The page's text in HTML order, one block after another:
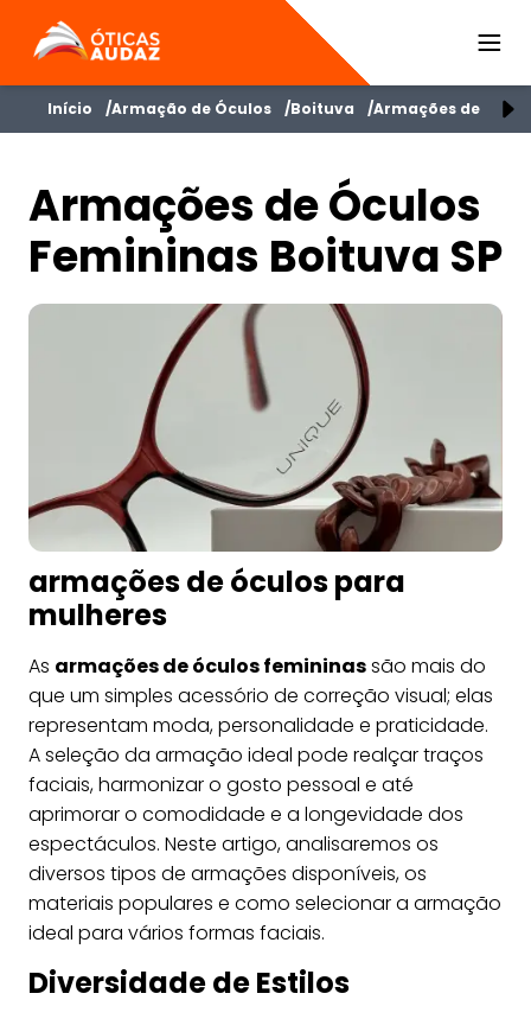
ÓTICAS AUDAZ
Início Armação de Óculos Boituva Armações de
Armações de Óculos
Femininas Boituva SP
armações de óculos para
mulheres
As armações de óculos femininassão mais do
que um simples acessório de correção visual; elas
representam moda, personalidade e praticidade.
A seleção da armação ideal pode realçar traços
faciais, harmonizar o gosto pessoal e até
aprimorar o comodidade e a longevidade dos
espectáculos. Neste artigo, analisaremos os
diversos tipos de armações disponíveis, os
materiais populares e como selecionar a armação
ideal para vários formas faciais.
Diversidade de Estilos